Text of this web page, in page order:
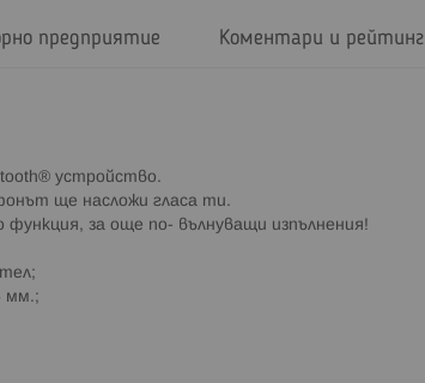
устройство.
ще насложи гласа ти.
за още по- вълнуващи изпълнения!
мм.;
предприятие Коментари и рейтинг